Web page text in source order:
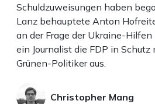
Schuldzuweisungen haben
Lanz behauptete Anton
an der Frage der Ukraine-Hilfen
ein Journalist die FDP in
Grünen-Politiker aus.
Christopher Mang